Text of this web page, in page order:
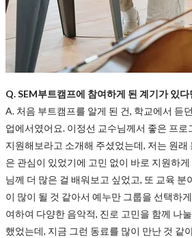
Q. SEM부트캠프에 참여하게 된 계기가 있다
A. 처음 부트캠프를 알게 된 건, 학교에서 듣
업에서였어요. 이정선 교수님께서 좋은 프로
지원해보라고 소개해 주셨었는데, 저는 원
은 관심이 있었기에 고민 없이 바로 지원하
님께 더 많은 걸 배워보고 싶었고, 또 교육 분
이 많이 될 것 같아서 예누만 그룹을 선택하
여하여 다양한 음악적, 진로 고민을 함께 나
했었는데, 지금 그런 동료를 많이 만난 것 같